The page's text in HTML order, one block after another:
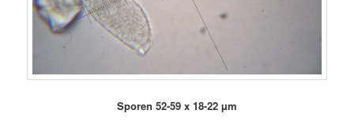
Sporen 52-59 x 18-22 µm